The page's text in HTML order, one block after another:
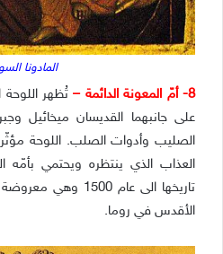
المادونا
8- أمّ المعونة الدائمة –
تُظهر اللوحة
على جانبهما القديسان ميخائيل
الصليب وأدوات الصلب. اللوحة
العذاب الذي ينتظره ويحتمي بأمّه
تاريخها الى عام
الأقدس في روما.